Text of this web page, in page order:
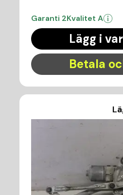
Garanti 2Kvalitet A
Lägg i
Betala